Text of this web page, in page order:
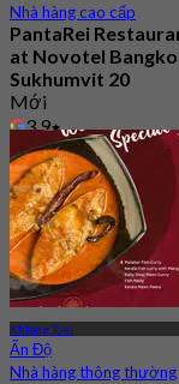
Nhà hàng cao cấp
PantaRei
at Novotel
Sukhumvit 20
Mới
3.9
Từ฿ 796.66
Khlong Toei
Ấn Độ
Nhà hàng thông thường